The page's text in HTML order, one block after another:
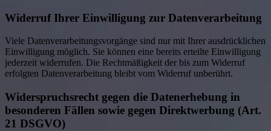
Widerruf Ihrer Einwilligung zur Datenverarbeitung
Viele Datenverarbeitungsvorgänge sind nur mit Ihrer ausdrücklichen
Einwilligung möglich. Sie können eine bereits erteilte Einwilligung
jederzeit widerrufen. Die Rechtmäßigkeit der bis zum Widerruf
erfolgten Datenverarbeitung bleibt vom Widerruf unberührt.
Widerspruchsrecht gegen die Datenerhebung in
besonderen Fällen sowie gegen Direktwerbung (Art.
21 DSGVO)